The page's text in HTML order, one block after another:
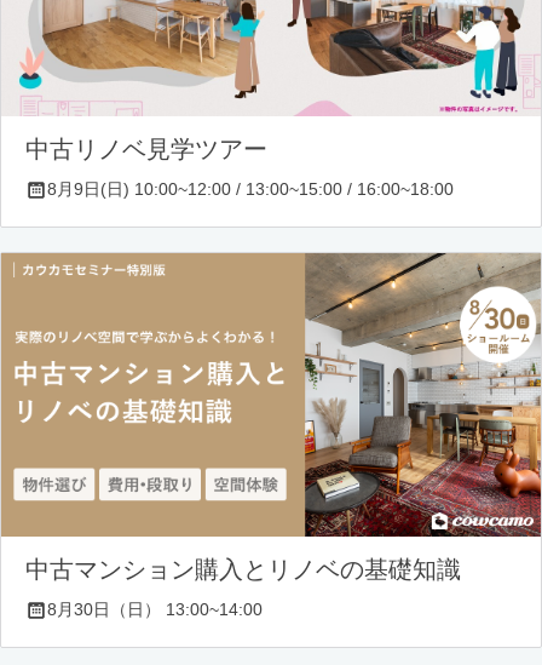
中古リノベ見学ツアー
8月9日(日) 10:00~12:00 / 13:00~15:00 / 16:00~18:00
中古マンション購入とリノベの基礎知識
8月30日（日） 13:00~14:00